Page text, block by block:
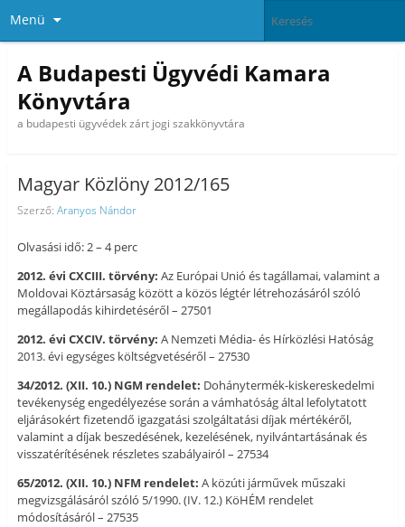
Menü
A Budapesti Ügyvédi Kamara
Könyvtára
a budapesti ügyvédek zárt jogi szakkönyvtára
Magyar Közlöny 2012/165
Szerző: Aranyos Nándor
Olvasási idő: 2 – 4 perc
2012. évi CXCIII. törvény: Az Európai Unió és tagállamai, valamint a
Moldovai Köztársaság között a közös légtér létrehozásáról szóló
megállapodás kihirdetéséről – 27501
2012. évi CXCIV. törvény: A Nemzeti Média- és Hírközlési Hatóság
2013. évi egységes költségvetéséről – 27530
34/2012. (XII. 10.) NGM rendelet: Dohánytermék-kiskereskedelmi
tevékenység engedélyezése során a vámhatóság által lefolytatott
eljárásokért fizetendő igazgatási szolgáltatási díjak mértékéről,
valamint a díjak beszedésének, kezelésének, nyilvántartásának és
visszatérítésének részletes szabályairól – 27534
65/2012. (XII. 10.) NFM rendelet: A közúti járművek műszaki
megvizsgálásáról szóló 5/1990. (IV. 12.) KöHÉM rendelet
módosításáról – 27535